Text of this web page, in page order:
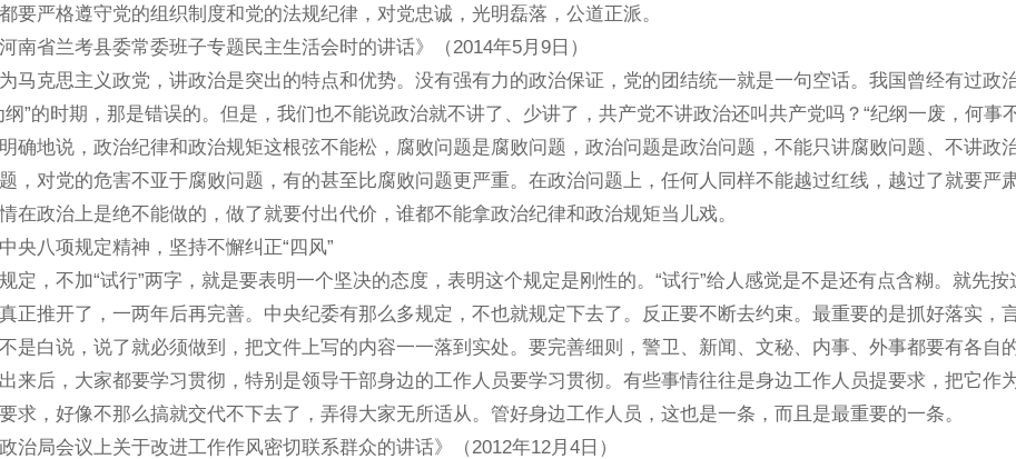
要严格遵守党的组织制度和党的法规纪律，对党忠诚，光明磊落，公道正派。
省兰考县委常委班子专题民主生活会时的讲话》（2014年5月9日）
克思主义政党，讲政治是突出的特点和优势。没有强有力的政治保证，党的团结统一就是一句空话。我国曾经有过政
纲”的时期，那是错误的。但是，我们也不能说政治就不讲了、少讲了，共产党不讲政治还叫共产党吗？“纪纲一废，何事
确地说，政治纪律和政治规矩这根弦不能松，腐败问题是腐败问题，政治问题是政治问题，不能只讲腐败问题、不讲政
，对党的危害不亚于腐败问题，有的甚至比腐败问题更严重。在政治问题上，任何人同样不能越过红线，越过了就要严
在政治上是绝不能做的，做了就要付出代价，谁都不能拿政治纪律和政治规矩当儿戏。
央八项规定精神，坚持不懈纠正“四风”
，不加“试行”两字，就是要表明一个坚决的态度，表明这个规定是刚性的。“试行”给人感觉是不是还有点含糊。就先按
正推开了，一两年后再完善。中央纪委有那么多规定，不也就规定下去了。反正要不断去约束。最重要的是抓好落实，
是白说，说了就必须做到，把文件上写的内容一一落到实处。要完善细则，警卫、新闻、文秘、内事、外事都要有各自
来后，大家都要学习贯彻，特别是领导干部身边的工作人员要学习贯彻。有些事情往往是身边工作人员提要求，把它作
求，好像不那么搞就交代不下去了，弄得大家无所适从。管好身边工作人员，这也是一条，而且是最重要的一条。
局会议上关于改进工作作风密切联系群众的讲话》（2012年12月4日）